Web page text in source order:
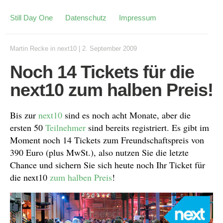
Still Day One Datenschutz Impressum
Martin Recke in next10 2. September 2009
Noch 14 Tickets für die
next10 zum halben Preis!
Bis zur next10 sind es noch acht Monate, aber die
ersten 50 Teilnehmer sind bereits registriert. Es gibt im
Moment noch 14 Tickets zum Freundschaftspreis von
390 Euro (plus MwSt.), also nutzen Sie die letzte
Chance und sichern Sie sich heute noch Ihr Ticket für
die next10 zum halben Preis!